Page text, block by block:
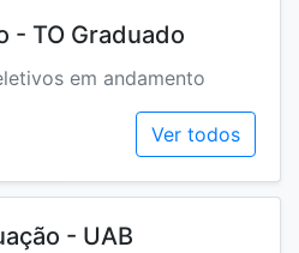
- TO Graduado
em andamento
Ver todos
- UAB